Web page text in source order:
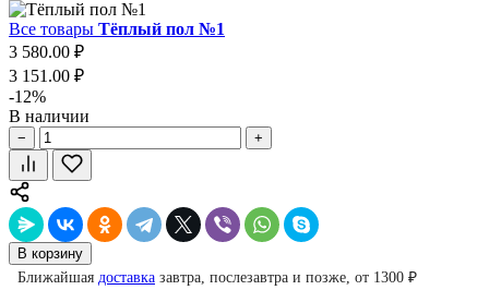
Все товары Тёплый пол №1
3 580.00 ₽
3 151.00 ₽
-12%
В наличии
− +
В корзину
Ближайшая доставка завтра, послезавтра и позже, от 1300 ₽